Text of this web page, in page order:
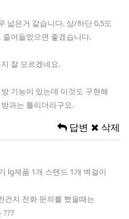
넓은거 같습니다. 상/하단 0.5도
어들었으면 좋겠습니다.
잘 모르겠네요.
기능이 있는데 이것도 구현해
과는 틀리더라구요.
답변 삭제
lg제품 1개 스텐드 1개 벽걸이
건지 전화 문의를 했을때는